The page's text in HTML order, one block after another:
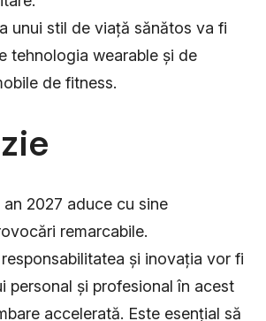
unui stil de viață sănătos va fi
tehnologia wearable și de
de fitness.
2027 aduce cu sine
remarcabile.
și inovația vor fi
personal și profesional în acest
accelerată. Este esențial să